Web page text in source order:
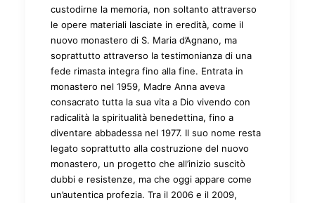
custodirne la memoria, non soltanto attraverso
le opere materiali lasciate in eredità, come il
nuovo monastero di S. Maria d’Agnano, ma
soprattutto attraverso la testimonianza di una
fede rimasta integra fino alla fine. Entrata in
monastero nel 1959, Madre Anna aveva
consacrato tutta la sua vita a Dio vivendo con
radicalità la spiritualità benedettina, fino a
diventare abbadessa nel 1977. Il suo nome resta
legato soprattutto alla costruzione del nuovo
monastero, un progetto che all’inizio suscitò
dubbi e resistenze, ma che oggi appare come
un’autentica profezia. Tra il 2006 e il 2009,